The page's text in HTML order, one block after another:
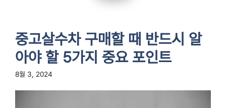
중고살수차 구매할 때 반드시 알
아야 할 5가지 중요 포인트
8월 3, 2024